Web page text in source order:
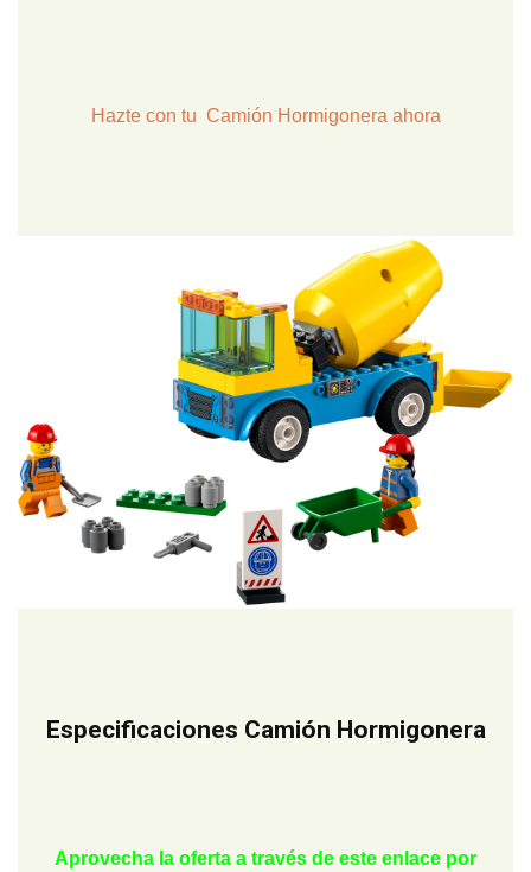
Hazte con tu Camión Hormigonera ahora
Especificaciones Camión Hormigonera
Aprovecha la oferta a través de este enlace por